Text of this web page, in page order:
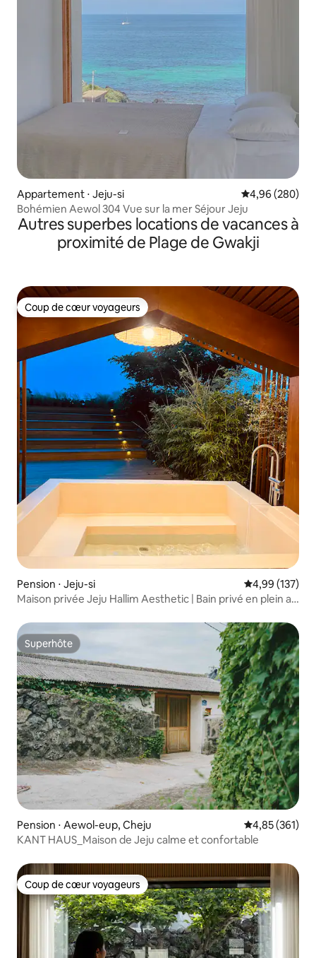
Appartement ⋅ Jeju-si Évaluation
4,96 (280)
Bohémien Aewol 304 Vue sur la mer Séjour Jeju
Autres superbes locations de vacances à
proximité de Plage de Gwakji
Coup de cœur voyageurs
Coup de cœur voyageurs
Pension ⋅ Jeju-si Évaluation
4,99 (137)
Maison privée Jeju Hallim Aesthetic | Bain privé en plein air
Superhôte
Superhôte
Pension ⋅ Aewol-eup, Cheju Évaluation
4,85 (361)
KANT HAUS_Maison de Jeju calme et confortable
Coup de cœur voyageurs
Coup de cœur voyageurs